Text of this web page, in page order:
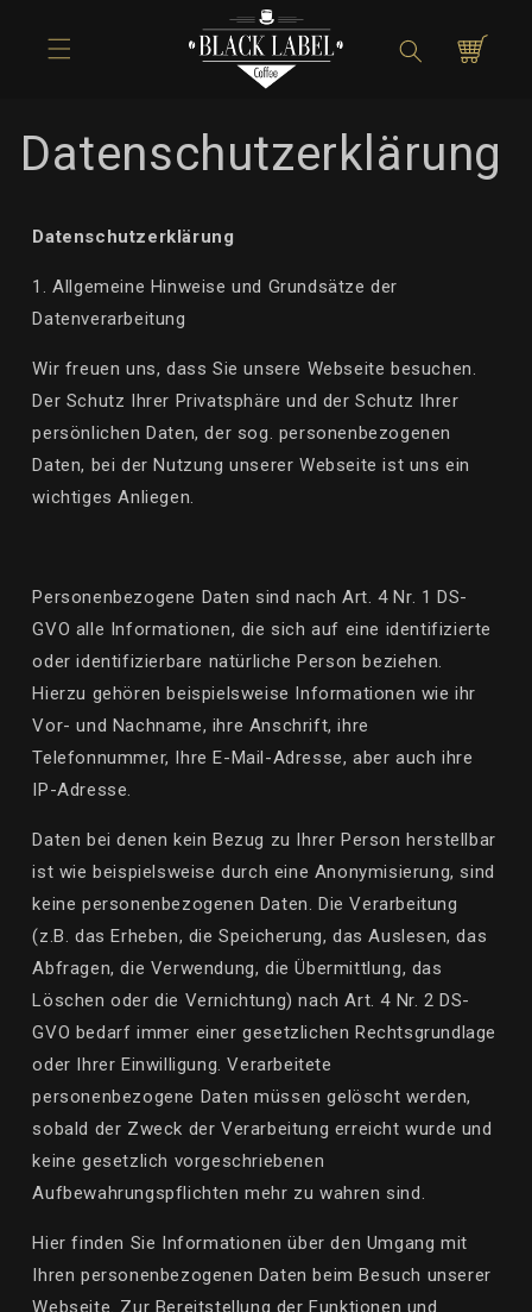
Inhalt
Warenkorb
Datenschutzerklärung
Datenschutzerklärung
1. Allgemeine Hinweise und Grundsätze der
Datenverarbeitung
Wir freuen uns, dass Sie unsere Webseite besuchen.
Der Schutz Ihrer Privatsphäre und der Schutz Ihrer
persönlichen Daten, der sog. personenbezogenen
Daten, bei der Nutzung unserer Webseite ist uns ein
wichtiges Anliegen.
Personenbezogene Daten sind nach Art. 4 Nr. 1 DS-
GVO alle Informationen, die sich auf eine identifizierte
oder identifizierbare natürliche Person beziehen.
Hierzu gehören beispielsweise Informationen wie ihr
Vor- und Nachname, ihre Anschrift, ihre
Telefonnummer, Ihre E-Mail-Adresse, aber auch ihre
IP-Adresse.
Daten bei denen kein Bezug zu Ihrer Person herstellbar
ist wie beispielsweise durch eine Anonymisierung, sind
keine personenbezogenen Daten. Die Verarbeitung
(z.B. das Erheben, die Speicherung, das Auslesen, das
Abfragen, die Verwendung, die Übermittlung, das
Löschen oder die Vernichtung) nach Art. 4 Nr. 2 DS-
GVO bedarf immer einer gesetzlichen Rechtsgrundlage
oder Ihrer Einwilligung. Verarbeitete
personenbezogene Daten müssen gelöscht werden,
sobald der Zweck der Verarbeitung erreicht wurde und
keine gesetzlich vorgeschriebenen
Aufbewahrungspflichten mehr zu wahren sind.
Hier finden Sie Informationen über den Umgang mit
Ihren personenbezogenen Daten beim Besuch unserer
Webseite. Zur Bereitstellung der Funktionen und